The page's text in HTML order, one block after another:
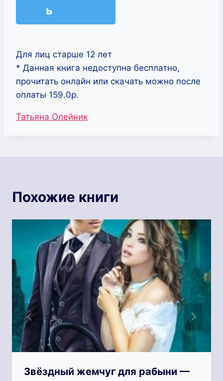
ь
Для лиц старше 12 лет
* Данная книга недоступна бесплатно,
прочитать онлайн или скачать можно после
оплаты 159.0р.
Метки
Татьяна Олейник
Похожие книги
Звёздный жемчуг для рабыни —